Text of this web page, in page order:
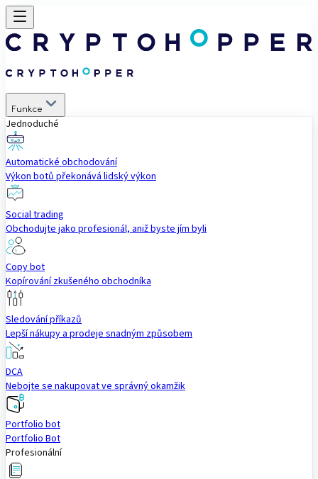
Funkce
Jednoduché
Automatické obchodování
Výkon botů překonává lidský výkon
Social trading
Obchodujte jako profesionál, aniž byste jím byli
Copy bot
Kopírování zkušeného obchodníka
Sledování příkazů
Lepší nákupy a prodeje snadným způsobem
DCA
Nebojte se nakupovat ve správný okamžik
Portfolio bot
Portfolio Bot
Profesionální